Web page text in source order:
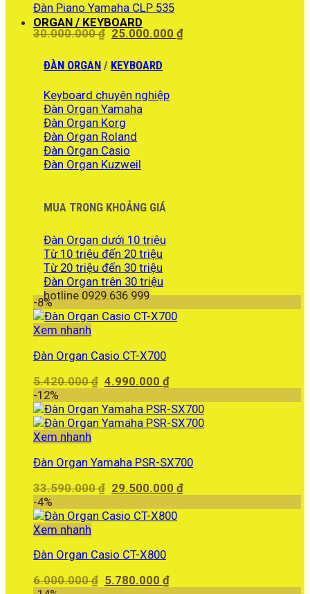
Đàn Piano Yamaha CLP 535
30.000.000₫ Giá
là:
30.000.000 ₫.
25.000.000₫Giá
ORGAN / KEYBOARD
ĐÀN ORGAN / KEYBOARD
Keyboard chuyên nghiệp
Đàn Organ Yamaha
Đàn Organ Korg
Đàn Organ Roland
Đàn Organ Casio
Đàn Organ Kuzweil
MUA TRONG KHOẢNG GIÁ
Đàn Organ dưới 10 triệu
Từ 10 triệu đến 20 triệu
Từ 20 triệu đến 30 triệu
Đàn Organ trên 30 triệu
hotline 0929.636.999
-8%
Xem nhanh
Đàn Organ Casio CT-X700
5.420.000₫ Giá
là:
5.420.000 ₫.
4.990.000₫Giá
tại
là:
-12%
Xem nhanh
Đàn Organ Yamaha PSR-SX700
33.590.000₫ Giá
là:
29.500.000₫Giá
-4%
Xem nhanh
Đàn Organ Casio CT-X800
6.000.000₫ Giá
5.780.000₫Giá